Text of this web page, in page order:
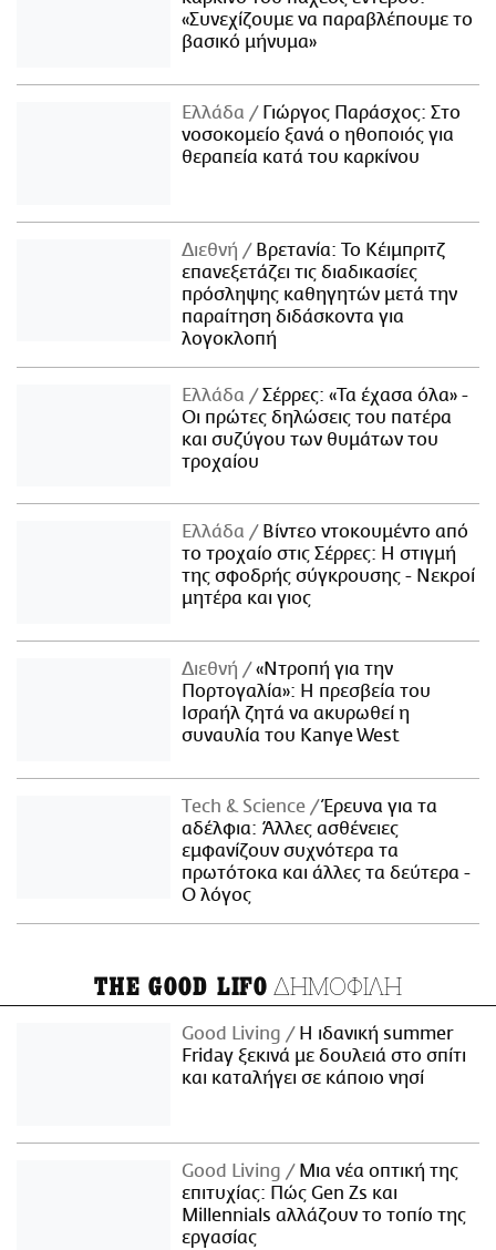
«Συνεχίζουμε να παραβλέπουμε το
βασικό μήνυμα»
Ελλάδα
Γιώργος Παράσχος: Στο
νοσοκομείο ξανά ο ηθοποιός για
θεραπεία κατά του καρκίνου
Διεθνή
Βρετανία: Το Κέιμπριτζ
επανεξετάζει τις διαδικασίες
πρόσληψης καθηγητών μετά την
παραίτηση διδάσκοντα για
λογοκλοπή
Ελλάδα
Σέρρες: «Τα έχασα όλα» -
Οι πρώτες δηλώσεις του πατέρα
και συζύγου των θυμάτων του
τροχαίου
Ελλάδα
Βίντεο ντοκουμέντο από
το τροχαίο στις Σέρρες: Η στιγμή
της σφοδρής σύγκρουσης - Νεκροί
μητέρα και γιος
Διεθνή
«Ντροπή για την
Πορτογαλία»: Η πρεσβεία του
Ισραήλ ζητά να ακυρωθεί η
συναυλία του Kanye West
Τech & Science
Έρευνα για τα
αδέλφια: Άλλες ασθένειες
εμφανίζουν συχνότερα τα
πρωτότοκα και άλλες τα δεύτερα -
Ο λόγος
THE GOOD LIFO ΔΗΜΟΦΙΛΗ
Good Living
Η ιδανική summer
Friday ξεκινά με δουλειά στο σπίτι
και καταλήγει σε κάποιο νησί
Good Living
Μια νέα οπτική της
επιτυχίας: Πώς Gen Zs και
Millennials αλλάζουν το τοπίο της
εργασίας